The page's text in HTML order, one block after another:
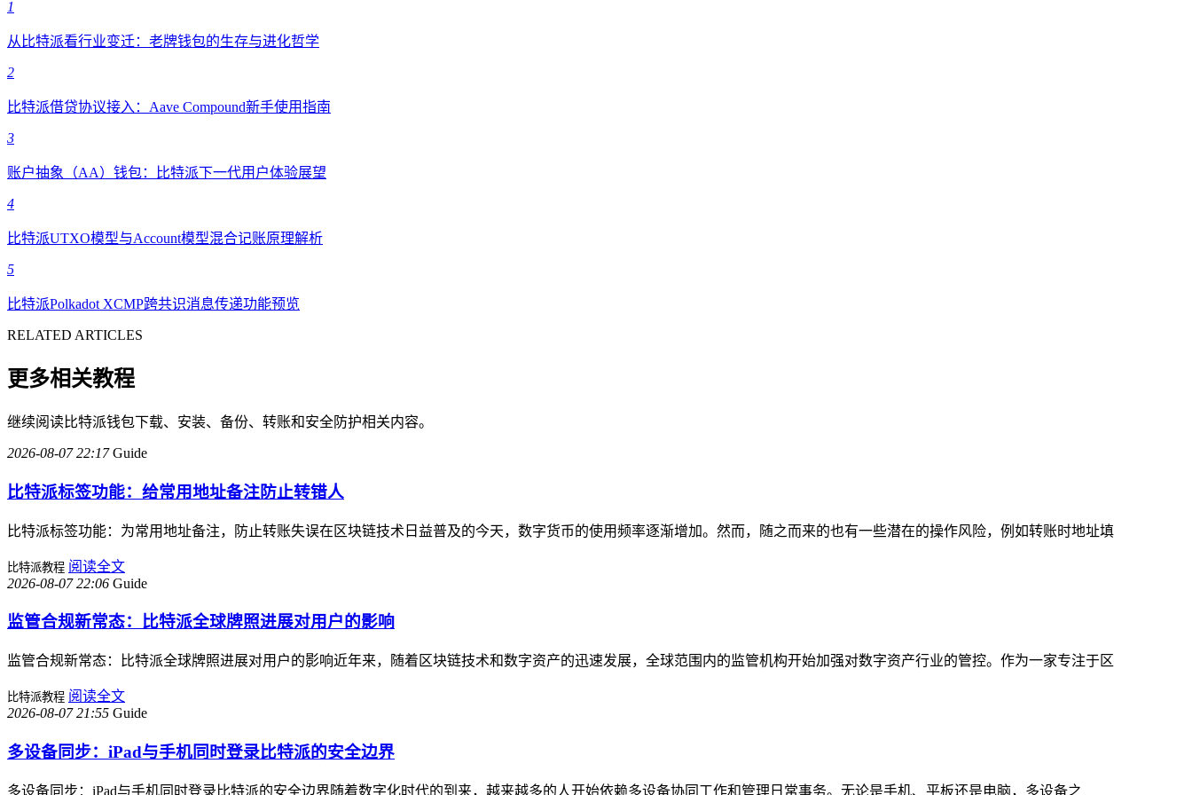
1
从比特派看行业变迁：老牌钱包的生存与进化哲学
2
比特派借贷协议接入：Aave Compound新手使用指南
3
账户抽象（AA）钱包：比特派下一代用户体验展望
4
比特派UTXO模型与Account模型混合记账原理解析
5
比特派Polkadot XCMP跨共识消息传递功能预览
RELATED ARTICLES
更多相关教程
继续阅读比特派钱包下载、安装、备份、转账和安全防护相关内容。
2026-08-07 22:17 Guide
比特派标签功能：给常用地址备注防止转错人
比特派标签功能：为常用地址备注，防止转账失误在区块链技术日益普及的今天，数字货币的使用频率逐渐增加。然而，随之而来的也有一些潜在的操作风险，例如转账时地址填
比特派教程 阅读全文
2026-08-07 22:06 Guide
监管合规新常态：比特派全球牌照进展对用户的影响
监管合规新常态：比特派全球牌照进展对用户的影响近年来，随着区块链技术和数字资产的迅速发展，全球范围内的监管机构开始加强对数字资产行业的管控。作为一家专注于区
比特派教程 阅读全文
2026-08-07 21:55 Guide
多设备同步：iPad与手机同时登录比特派的安全边界
多设备同步：iPad与手机同时登录比特派的安全边界随着数字化时代的到来，越来越多的人开始依赖多设备协同工作和管理日常事务。无论是手机、平板还是电脑，多设备之